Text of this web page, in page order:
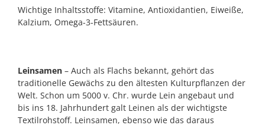
Wichtige Inhaltsstoffe: Vitamine, Antioxidantien, Eiweiße,
Kalzium, Omega-3-Fettsäuren.
Leinsamen – Auch als Flachs bekannt, gehört das
traditionelle Gewächs zu den ältesten Kulturpflanzen der
Welt. Schon um 5000 v. Chr. wurde Lein angebaut und
bis ins 18. Jahrhundert galt Leinen als der wichtigste
Textilrohstoff. Leinsamen, ebenso wie das daraus